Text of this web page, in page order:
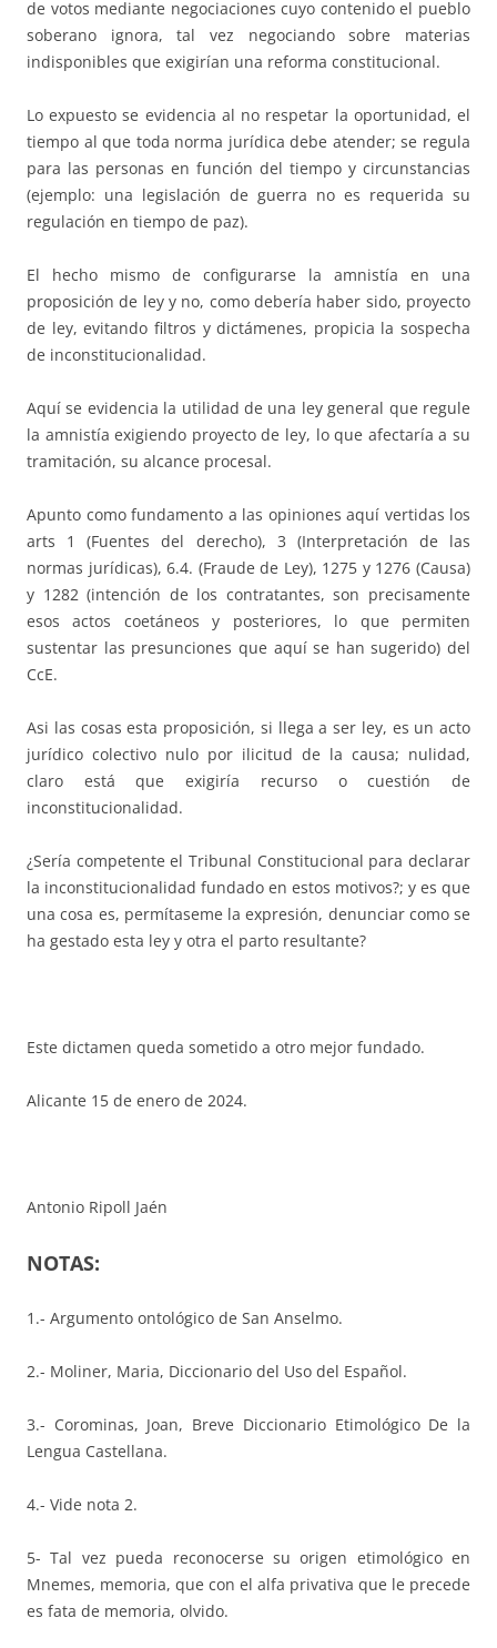
de votos mediante negociaciones cuyo contenido el pueblo
soberano ignora, tal vez negociando sobre materias
indisponibles que exigirían una reforma constitucional.
Lo expuesto se evidencia al no respetar la oportunidad, el
tiempo al que toda norma jurídica debe atender; se regula
para las personas en función del tiempo y circunstancias
(ejemplo: una legislación de guerra no es requerida su
regulación en tiempo de paz).
El hecho mismo de configurarse la amnistía en una
proposición de ley y no, como debería haber sido, proyecto
de ley, evitando filtros y dictámenes, propicia la sospecha
de inconstitucionalidad.
Aquí se evidencia la utilidad de una ley general que regule
la amnistía exigiendo proyecto de ley, lo que afectaría a su
tramitación, su alcance procesal.
Apunto como fundamento a las opiniones aquí vertidas los
arts 1 (Fuentes del derecho), 3 (Interpretación de las
normas jurídicas), 6.4. (Fraude de Ley), 1275 y 1276 (Causa)
y 1282 (intención de los contratantes, son precisamente
esos actos coetáneos y posteriores, lo que permiten
sustentar las presunciones que aquí se han sugerido) del
CcE.
Asi las cosas esta proposición, si llega a ser ley, es un acto
jurídico colectivo nulo por ilicitud de la causa; nulidad,
claro está que exigiría recurso o cuestión de
inconstitucionalidad.
¿Sería competente el Tribunal Constitucional para declarar
la inconstitucionalidad fundado en estos motivos?; y es que
una cosa es, permítaseme la expresión, denunciar como se
ha gestado esta ley y otra el parto resultante?
Este dictamen queda sometido a otro mejor fundado.
Alicante 15 de enero de 2024.
Antonio Ripoll Jaén
NOTAS:
1.- Argumento ontológico de San Anselmo.
2.- Moliner, Maria, Diccionario del Uso del Español.
3.- Corominas, Joan, Breve Diccionario Etimológico De la
Lengua Castellana.
4.- Vide nota 2.
5- Tal vez pueda reconocerse su origen etimológico en
Mnemes, memoria, que con el alfa privativa que le precede
es fata de memoria, olvido.